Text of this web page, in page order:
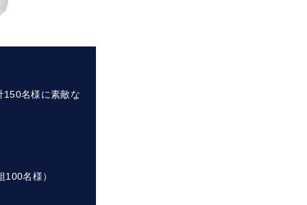
150名様に素敵な
名様）